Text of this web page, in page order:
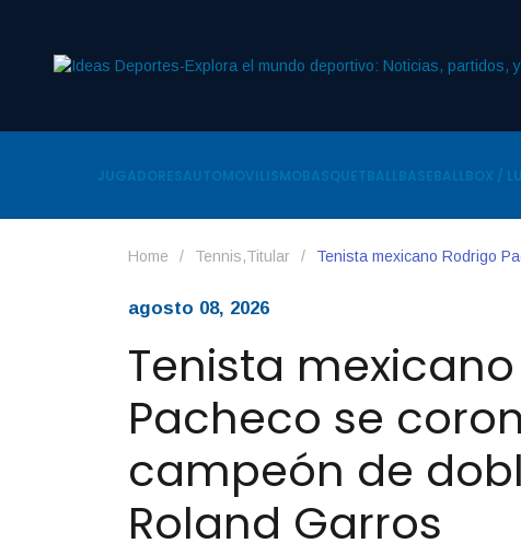
JUGADORESAUTOMOVILISMOBASQUETBALLBASEBALLBOX /
Home / Tennis,Titular / Tenista mexicano Rodrigo
agosto 08, 2026
Tenista
Pacheco se
campeón de
Roland Garros